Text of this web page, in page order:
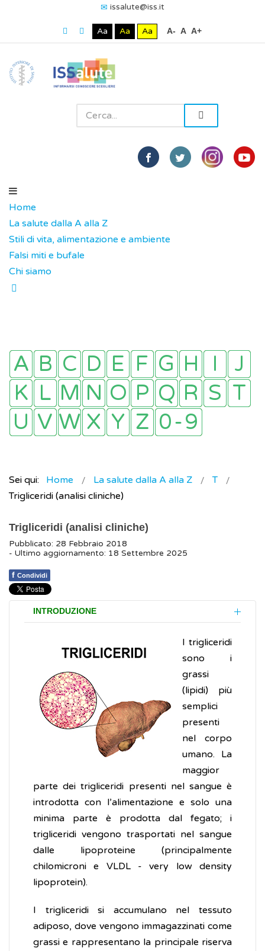
issalute@iss.it
Aa Aa Aa A- A A+
Home
La salute dalla A alla Z
Stili di vita, alimentazione e ambiente
Falsi miti e bufale
Chi siamo
Sei qui: Home La salute dalla A alla Z
T
Trigliceridi (analisi cliniche)
Trigliceridi (analisi cliniche)
Pubblicato: 28 Febbraio 2018
- Ultimo aggiornamento: 18 Settembre 2025
f Condividi
INTRODUZIONE
I trigliceridi
sono i
grassi
(lipidi) più
semplici
presenti
nel corpo
umano. La
maggior
parte dei trigliceridi presenti nel sangue è
introdotta con l’alimentazione e solo una
minima parte è prodotta dal fegato; i
trigliceridi vengono trasportati nel sangue
dalle lipoproteine (principalmente
chilomicroni e VLDL - very low density
lipoprotein).
I trigliceridi si accumulano nel tessuto
adiposo, dove vengono immagazzinati come
grassi e rappresentano la principale riserva